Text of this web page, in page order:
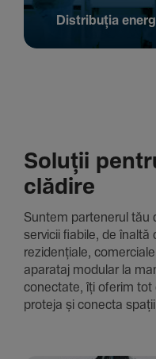
Distribuția
Soluții
clădire
Suntem parte­nerul tău
servicii fiabile, de înaltă
rezi­den­țiale,
aparataj modular la
conec­tate, îți oferim tot
proteja și conecta